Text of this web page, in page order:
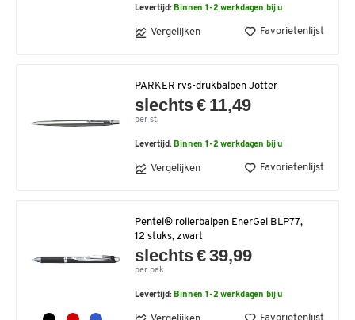
Levertijd: Binnen 1-2 werkdagen bij u
Vergelijken Favorietenlijst
PARKER rvs-drukbalpen Jotter
slechts € 11,49
per st.
Levertijd: Binnen 1-2 werkdagen bij u
Vergelijken Favorietenlijst
Pentel® rollerbalpen EnerGel BLP77,
12 stuks, zwart
slechts € 39,99
per pak
Levertijd: Binnen 1-2 werkdagen bij u